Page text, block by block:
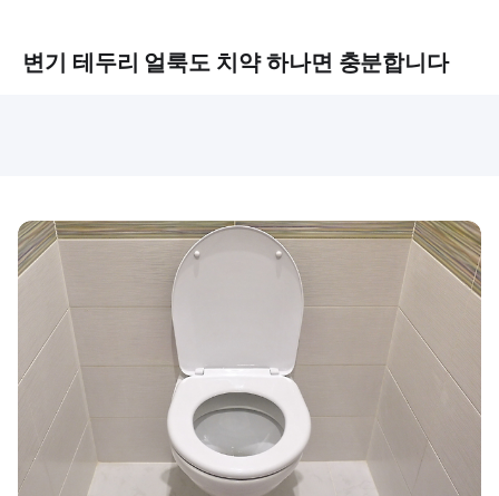
변기 테두리 얼룩도 치약 하나면 충분합니다